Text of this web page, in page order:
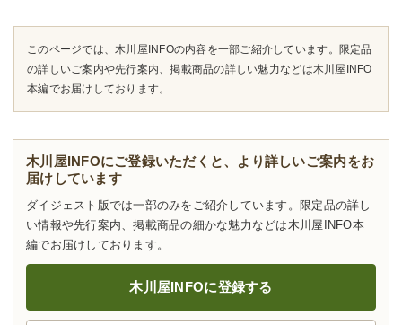
このページでは、木川屋INFOの内容を一部ご紹介しています。限定品
の詳しいご案内や先行案内、掲載商品の詳しい魅力などは木川屋INFO
本編でお届けしております。
木川屋INFOにご登録いただくと、より詳しいご案内をお
届けしています
ダイジェスト版では一部のみをご紹介しています。限定品の詳し
い情報や先行案内、掲載商品の細かな魅力などは木川屋INFO本
編でお届けしております。
木川屋INFOに登録する